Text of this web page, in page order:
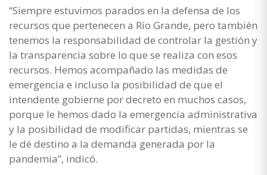
“Siempre estuvimos parados en la defensa de los
recursos que pertenecen a Río Grande, pero también
tenemos la responsabilidad de controlar la gestión y
la transparencia sobre lo que se realiza con esos
recursos. Hemos acompañado las medidas de
emergencia e incluso la posibilidad de que el
intendente gobierne por decreto en muchos casos,
porque le hemos dado la emergencia administrativa
y la posibilidad de modificar partidas, mientras se
le dé destino a la demanda generada por la
pandemia”, indicó.